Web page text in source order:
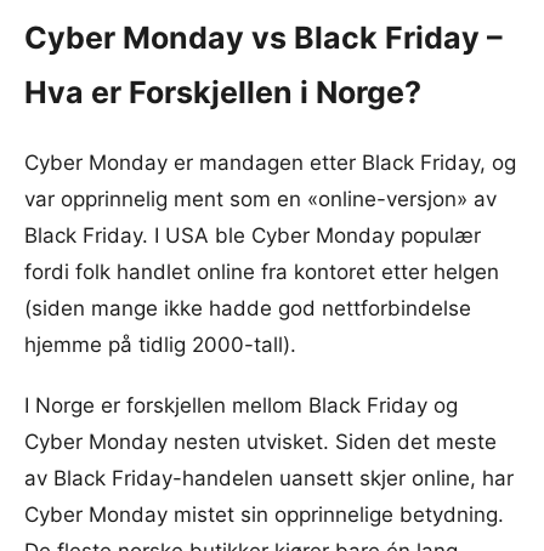
Cyber Monday vs Black Friday –
Hva er Forskjellen i Norge?
Cyber Monday er mandagen etter Black Friday, og
var opprinnelig ment som en «online-versjon» av
Black Friday. I USA ble Cyber Monday populær
fordi folk handlet online fra kontoret etter helgen
(siden mange ikke hadde god nettforbindelse
hjemme på tidlig 2000-tall).
I Norge er forskjellen mellom Black Friday og
Cyber Monday nesten utvisket. Siden det meste
av Black Friday-handelen uansett skjer online, har
Cyber Monday mistet sin opprinnelige betydning.